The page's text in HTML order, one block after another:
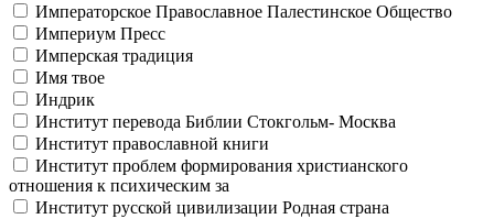
Императорское Православное Палестинское Общество
Империум Пресс
Имперская традиция
Имя твое
Индрик
Институт перевода Библии Стокгольм- Москва
Институт православной книги
Институт проблем формирования христианского
отношения к психическим за
Институт русской цивилизации Родная страна